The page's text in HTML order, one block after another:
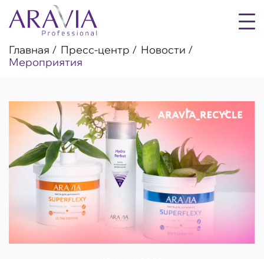
Главная Пресс-центр
Новости
Мероприятия